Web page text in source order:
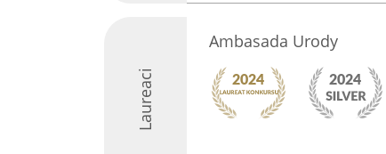
Laureaci
Ambasada Urody